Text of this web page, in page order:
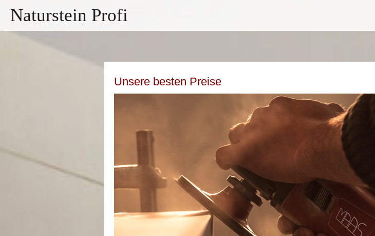
Naturstein Profi
Unsere besten Preise